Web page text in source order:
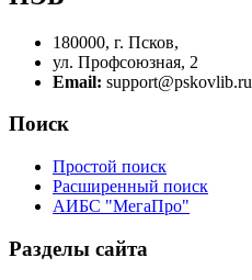
180000, г. Псков,
ул. Профсоюзная, 2
Email: support@pskovlib.ru
Поиск
Простой поиск
Расширенный поиск
АИБС "МегаПро"
Разделы сайта